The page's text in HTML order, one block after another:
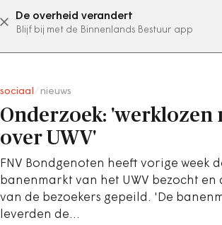
De overheid verandert
Blijf bij met de Binnenlands Bestuur app
abonneer nu
sociaal nieuws
Onderzoek: 'werklozen
over UWV'
FNV Bondgenoten heeft vorige week
banenmarkt van het UWV bezocht en
van de bezoekers gepeild. 'De
leverden de…